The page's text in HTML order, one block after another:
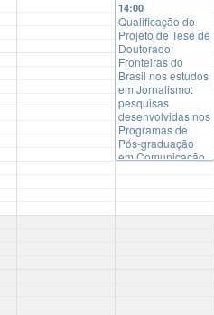
14:00
Qualificação do
Projeto de Tese de
Doutorado:
Fronteiras do
Brasil nos estudos
em Jornalismo:
pesquisas
desenvolvidas nos
Programas de
Pós-graduação
em Comunicação